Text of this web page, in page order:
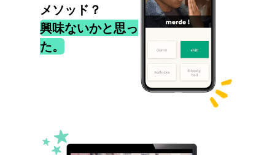
メソッド？
興味ないかと思っ
た。